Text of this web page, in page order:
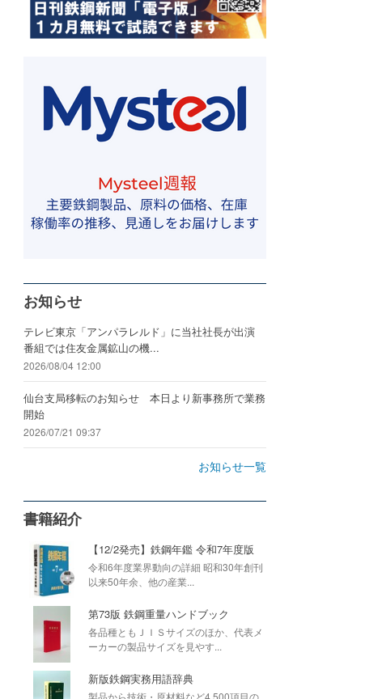
お知らせ
テレビ東京「アンパラレルド」に当社社長が出演
番組では住友金属鉱山の機...
2026/08/04 12:00
仙台支局移転のお知らせ 本日より新事務所で業務
開始
2026/07/21 09:37
お知らせ一覧
書籍紹介
【12/2発売】鉄鋼年鑑 令和7年度版
令和6年度業界動向の詳細 昭和30年創刊
以来50年余、他の産業...
第73版 鉄鋼重量ハンドブック
各品種ともＪＩＳサイズのほか、代表メ
ーカーの製品サイズを見やす...
新版鉄鋼実務用語辞典
製品から技術・原材料など4,500項目の